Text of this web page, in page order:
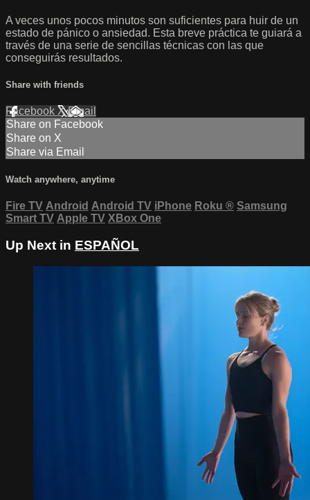
A veces unos pocos minutos son suficientes para huir de un
estado de pánico o ansiedad. Esta breve práctica te guiará a
través de una serie de sencillas técnicas con las que
conseguirás resultados.
Share with friends
Facebook XEmail
Share on Facebook
Share on X
Share via Email
Watch anywhere, anytime
Fire TV Android Android TV iPhone Roku ® Samsung
Smart TV Apple TV XBox One
Up Next in ESPAÑOL